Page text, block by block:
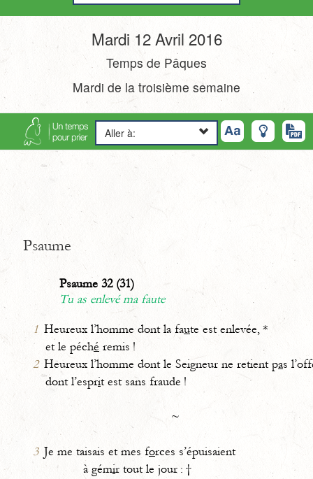
Mardi 12 Avril 2016
Temps de Pâques
Mardi de la troisième semaine
Aller à:
Psaume
Psaume 32 (31)
Tu as enlevé ma faute
1 Heureux l’homme dont la faute est enlevée, *
et le péché remis !
2 Heureux l’homme dont le Seigneur ne retient pas
dont l’esprit est sans fraude !
~
3 Je me taisais et mes forces s’épuisaient
à gémir tout le jour : †